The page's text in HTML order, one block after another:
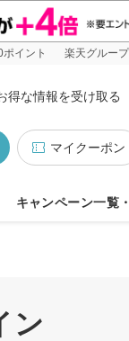
イント 楽天グループ
得な情報を受け取る
マイクーポン
キャンペーン一覧
ン